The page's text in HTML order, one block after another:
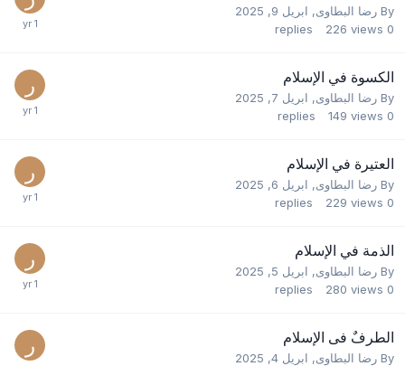
By رضا البطاوى, ابريل 9, 2025
0
replies 226 views
الكسوة في الإسلام
By رضا البطاوى, ابريل 7, 2025
0
replies 149 views
العتيرة في الإسلام
By رضا البطاوى, ابريل 6, 2025
0
replies 229 views
الذمة في الإسلام
By رضا البطاوى, ابريل 5, 2025
0
replies 280 views
الطرفٌ فى الإسلام
By رضا البطاوى, ابريل 4, 2025